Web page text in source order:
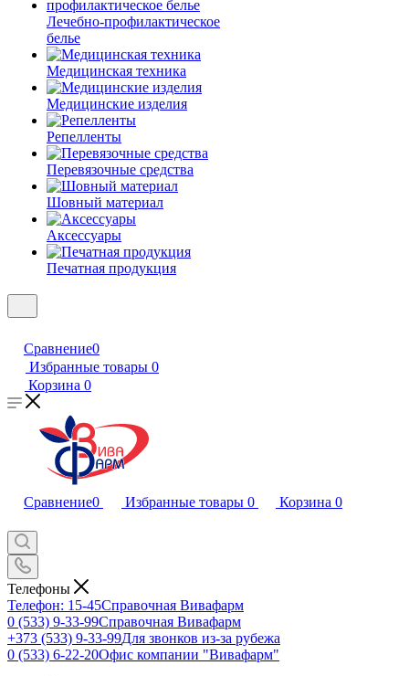
Лечебно-профилактическое
белье
Медицинская техника
Медицинские изделия
Репелленты
Перевязочные средства
Шовный материал
Аксессуары
Печатная продукция
Сравнение0
Избранные товары 0
Корзина 0
Сравнение0 Избранные товары 0 Корзина 0
Телефоны
Телефон: 15-45Справочная Вивафарм
0 (533) 9-33-99Справочная Вивафарм
+373 (533) 9-33-99Для звонков из-за рубежа
0 (533) 6-22-20Офис компании "Вивафарм"